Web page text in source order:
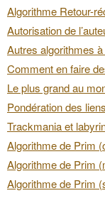
Algorithme Retour-
Autorisation de
Autres algorithmes
Comment en faire
Le plus grand au
Pondération des liens
Trackmania et
Algorithme de Prim
Algorithme de Prim
Algorithme de Prim